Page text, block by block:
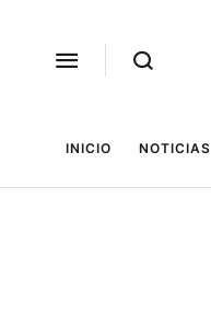
INICIO NOTICIAS